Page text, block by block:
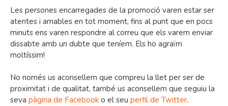
Les persones encarregades de la promoció varen estar ser
atentes i amables en tot moment, fins al punt que en pocs
minuts ens varen respondre al correu que els varem enviar
dissabte amb un dubte que teníem. Els ho agraïm
moltíssim!
No només us aconsellem que compreu la llet per ser de
proximitat i de qualitat, també us aconsellem que seguiu la
seva pàgina de Facebook o el seu perfil de Twitter.